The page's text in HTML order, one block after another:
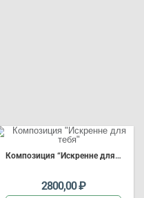
Композиция “Искренне для тебя”
2800,00₽